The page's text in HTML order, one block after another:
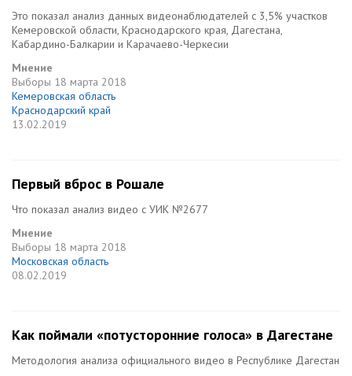
Это показал анализ данных видеонаблюдателей с 3,5% участков
Кемеровской области, Краснодарского края, Дагестана,
Кабардино-Балкарии и Карачаево-Черкесии
Мнение
Выборы 18 марта 2018
Кемеровская область
Краснодарский край
13.02.2019
Первый вброс в Рошале
Что показал анализ видео с УИК №2677
Мнение
Выборы 18 марта 2018
Московская область
08.02.2019
Как поймали «потусторонние голоса» в Дагестане
Методология анализа официального видео в Республике Дагестан